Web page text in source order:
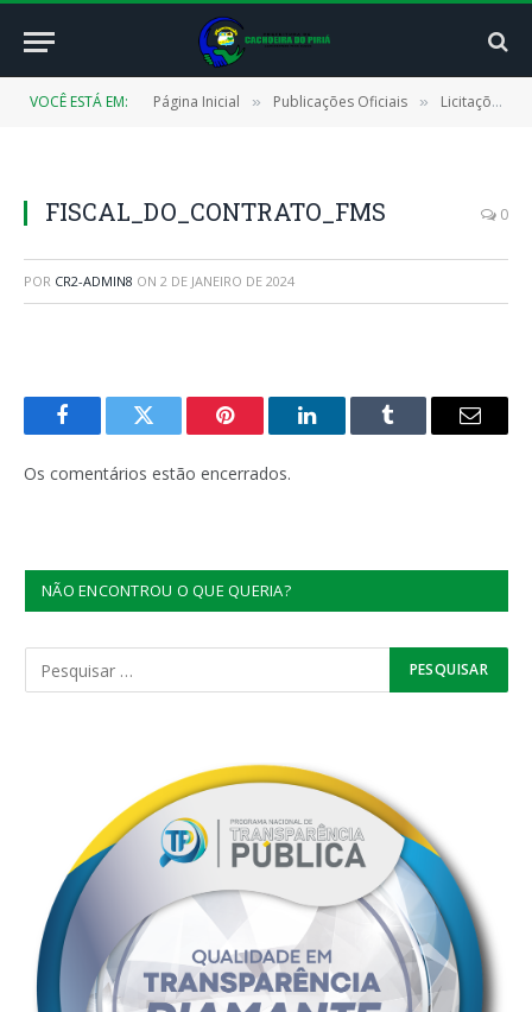
VOCÊ ESTÁ EM: Página Inicial » Publicações Oficiais » Licitações
FISCAL_DO_CONTRATO_FMS 0
POR CR2-ADMIN8 ON 2 DE JANEIRO DE 2024
FacebookTwitter Pinterest LinkedInTumblr
E-
Os comentários estão encerrados.
NÃO ENCONTROU O QUE QUERIA?